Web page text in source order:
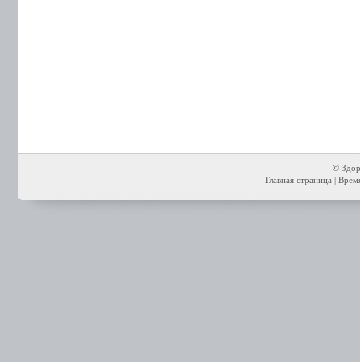
©
Главная страница|